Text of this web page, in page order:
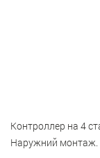
Контроллер на 4
Наружний монтаж.